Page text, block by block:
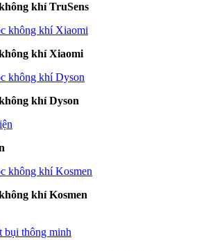
khí TruSens
khí Xiaomi
khí Dyson
khí Kosmen
bụi thông minh